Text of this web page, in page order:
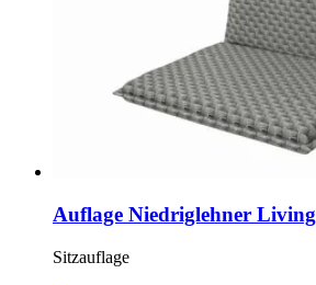
Auflage Niedriglehner Living
Sitzauflage